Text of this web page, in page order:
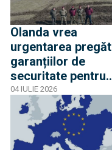
Olanda vrea
urgentarea
garanțiilor de
securitate pentru
Ucraina
04 IULIE 2026